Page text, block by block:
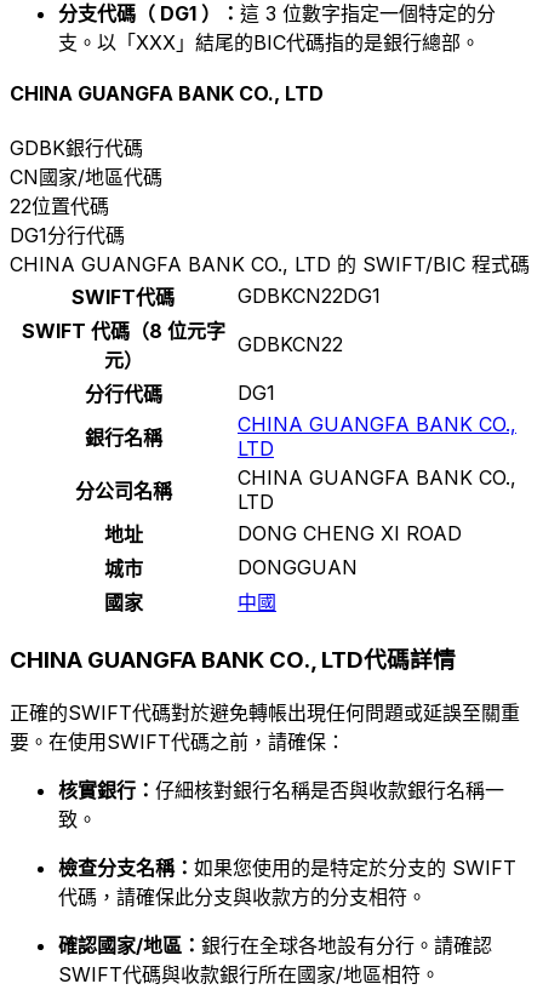
分支代碼（ DG1 ）： 這 3 位數字指定一個特定的分
支。以「XXX」結尾的BIC代碼指的是銀行總部。
CHINA GUANGFA BANK CO., LTD
GDBK銀行代碼
CN國家/地區代碼
22位置代碼
DG1分行代碼
CHINA GUANGFA BANK CO., LTD 的 SWIFT/BIC 程式碼
SWIFT代碼
GDBKCN22DG1
SWIFT 代碼（8 位元字
元）
GDBKCN22
分行代碼
DG1
銀行名稱
CHINA GUANGFA BANK CO.,
LTD
分公司名稱
CHINA GUANGFA BANK CO.,
LTD
地址
DONG CHENG XI ROAD
城市
DONGGUAN
國家
中國
CHINA GUANGFA BANK CO., LTD代碼詳情
正確的SWIFT代碼對於避免轉帳出現任何問題或延誤至關重
要。在使用SWIFT代碼之前，請確保：
核實銀行： 仔細核對銀行名稱是否與收款銀行名稱一
致。
檢查分支名稱： 如果您使用的是特定於分支的 SWIFT
代碼，請確保此分支與收款方的分支相符。
確認國家/地區： 銀行在全球各地設有分行。請確認
SWIFT代碼與收款銀行所在國家/地區相符。